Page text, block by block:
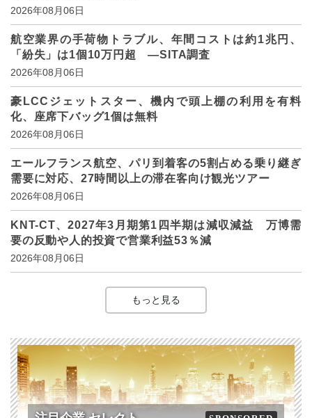
2026年08月06日
航空業界の手荷物トラブル、年間コストは約1兆円、
「紛失」は1個10万円超 ―SITA調査
2026年08月06日
豪LCCジェットスター、機内で頭上棚の利用を有料
化、座席下バッグ1個は無料
2026年08月06日
エールフランス航空、パリ到着客の5割占める乗り継ぎ
需要に対応、27時間以上の滞在客向け観光ツアー
2026年08月06日
KNT-CT、2027年3月期第1四半期は減収減益 万博需
要の反動や人的投資で営業利益53％減
2026年08月06日
もっと見る